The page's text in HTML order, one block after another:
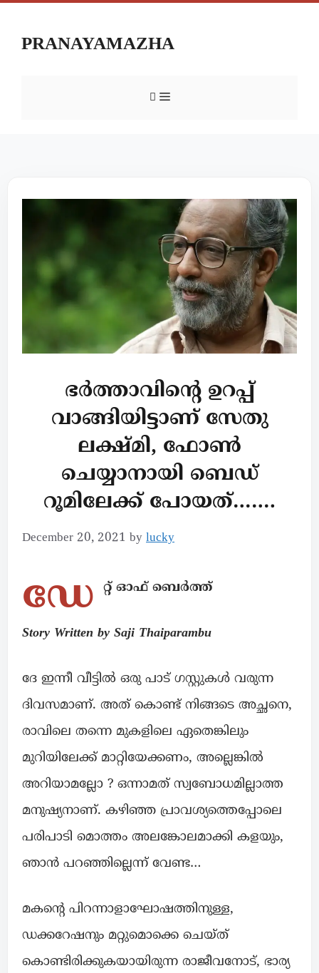
PRANAYAMAZHA
ഭർത്താവിൻ്റെ ഉറപ്പ്
വാങ്ങിയിട്ടാണ് സേതു
ലക്ഷ്മി, ഫോൺ
ചെയ്യാനായി ബെഡ്
റൂമിലേക്ക് പോയത്…….
December 20, 2021 by lucky
ഡേ റ്റ് ഓഫ് ബെർത്ത്
Story Written by Saji Thaiparambu
ദേ ഇന്നീ വീട്ടിൽ ഒരു പാട് ഗസ്റ്റുകൾ വരുന്ന
ദിവസമാണ്. അത് കൊണ്ട് നിങ്ങടെ അച്ഛനെ,
രാവിലെ തന്നെ മുകളിലെ ഏതെങ്കിലും
മുറിയിലേക്ക് മാറ്റിയേക്കണം, അല്ലെങ്കിൽ
അറിയാമല്ലോ ? ഒന്നാമത് സ്വബോധമില്ലാത്ത
മനുഷ്യനാണ്. കഴിഞ്ഞ പ്രാവശ്യത്തെപ്പോലെ
പരിപാടി മൊത്തം അലങ്കോലമാക്കി കളയും,
ഞാൻ പറഞ്ഞില്ലെന്ന് വേണ്ട…
മകൻ്റെ പിറന്നാളാഘോഷത്തിനുള്ള,
ഡക്കറേഷനും മറ്റുമൊക്കെ ചെയ്ത്
കൊണ്ടിരിക്കുകയായിരുന്ന രാജീവനോട്, ഭാര്യ